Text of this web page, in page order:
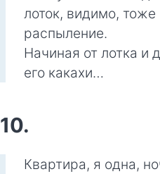
лоток, видимо, тоже
распыление.
Начиная от лотка и
его какахи…
10.
Квартира, я одна,